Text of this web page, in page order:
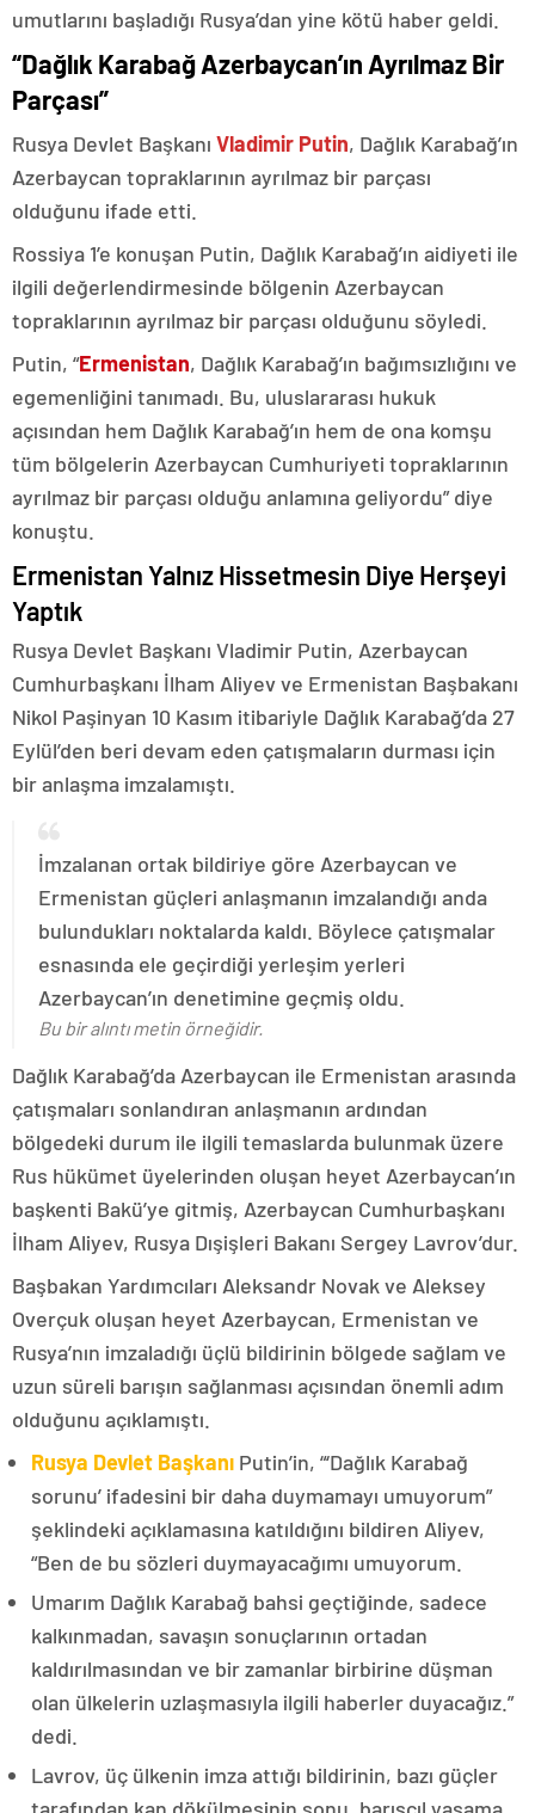
umutlarını başladığı Rusya’dan yine kötü haber geldi.
“Dağlık Karabağ Azerbaycan’ın Ayrılmaz Bir
Parçası”
Rusya Devlet Başkanı Vladimir Putin, Dağlık Karabağ’ın
Azerbaycan topraklarının ayrılmaz bir parçası
olduğunu ifade etti.
Rossiya 1’e konuşan Putin, Dağlık Karabağ’ın aidiyeti ile
ilgili değerlendirmesinde bölgenin Azerbaycan
topraklarının ayrılmaz bir parçası olduğunu söyledi.
Putin, “Ermenistan, Dağlık Karabağ’ın bağımsızlığını ve
egemenliğini tanımadı. Bu, uluslararası hukuk
açısından hem Dağlık Karabağ’ın hem de ona komşu
tüm bölgelerin Azerbaycan Cumhuriyeti topraklarının
ayrılmaz bir parçası olduğu anlamına geliyordu” diye
konuştu.
Ermenistan Yalnız Hissetmesin Diye Herşeyi
Yaptık
Rusya Devlet Başkanı Vladimir Putin, Azerbaycan
Cumhurbaşkanı İlham Aliyev ve Ermenistan Başbakanı
Nikol Paşinyan 10 Kasım itibariyle Dağlık Karabağ’da 27
Eylül’den beri devam eden çatışmaların durması için
bir anlaşma imzalamıştı.
İmzalanan ortak bildiriye göre Azerbaycan ve
Ermenistan güçleri anlaşmanın imzalandığı anda
bulundukları noktalarda kaldı. Böylece çatışmalar
esnasında ele geçirdiği yerleşim yerleri
Azerbaycan’ın denetimine geçmiş oldu.
Bu bir alıntı metin örneğidir.
Dağlık Karabağ’da Azerbaycan ile Ermenistan arasında
çatışmaları sonlandıran anlaşmanın ardından
bölgedeki durum ile ilgili temaslarda bulunmak üzere
Rus hükümet üyelerinden oluşan heyet Azerbaycan’ın
başkenti Bakü’ye gitmiş, Azerbaycan Cumhurbaşkanı
İlham Aliyev, Rusya Dışişleri Bakanı Sergey Lavrov’dur.
Başbakan Yardımcıları Aleksandr Novak ve Aleksey
Overçuk oluşan heyet Azerbaycan, Ermenistan ve
Rusya’nın imzaladığı üçlü bildirinin bölgede sağlam ve
uzun süreli barışın sağlanması açısından önemli adım
olduğunu açıklamıştı.
Rusya Devlet Başkanı Putin’in, “‘Dağlık Karabağ
sorunu’ ifadesini bir daha duymamayı umuyorum”
şeklindeki açıklamasına katıldığını bildiren Aliyev,
“Ben de bu sözleri duymayacağımı umuyorum.
Umarım Dağlık Karabağ bahsi geçtiğinde, sadece
kalkınmadan, savaşın sonuçlarının ortadan
kaldırılmasından ve bir zamanlar birbirine düşman
olan ülkelerin uzlaşmasıyla ilgili haberler duyacağız.”
dedi.
Lavrov, üç ülkenin imza attığı bildirinin, bazı güçler